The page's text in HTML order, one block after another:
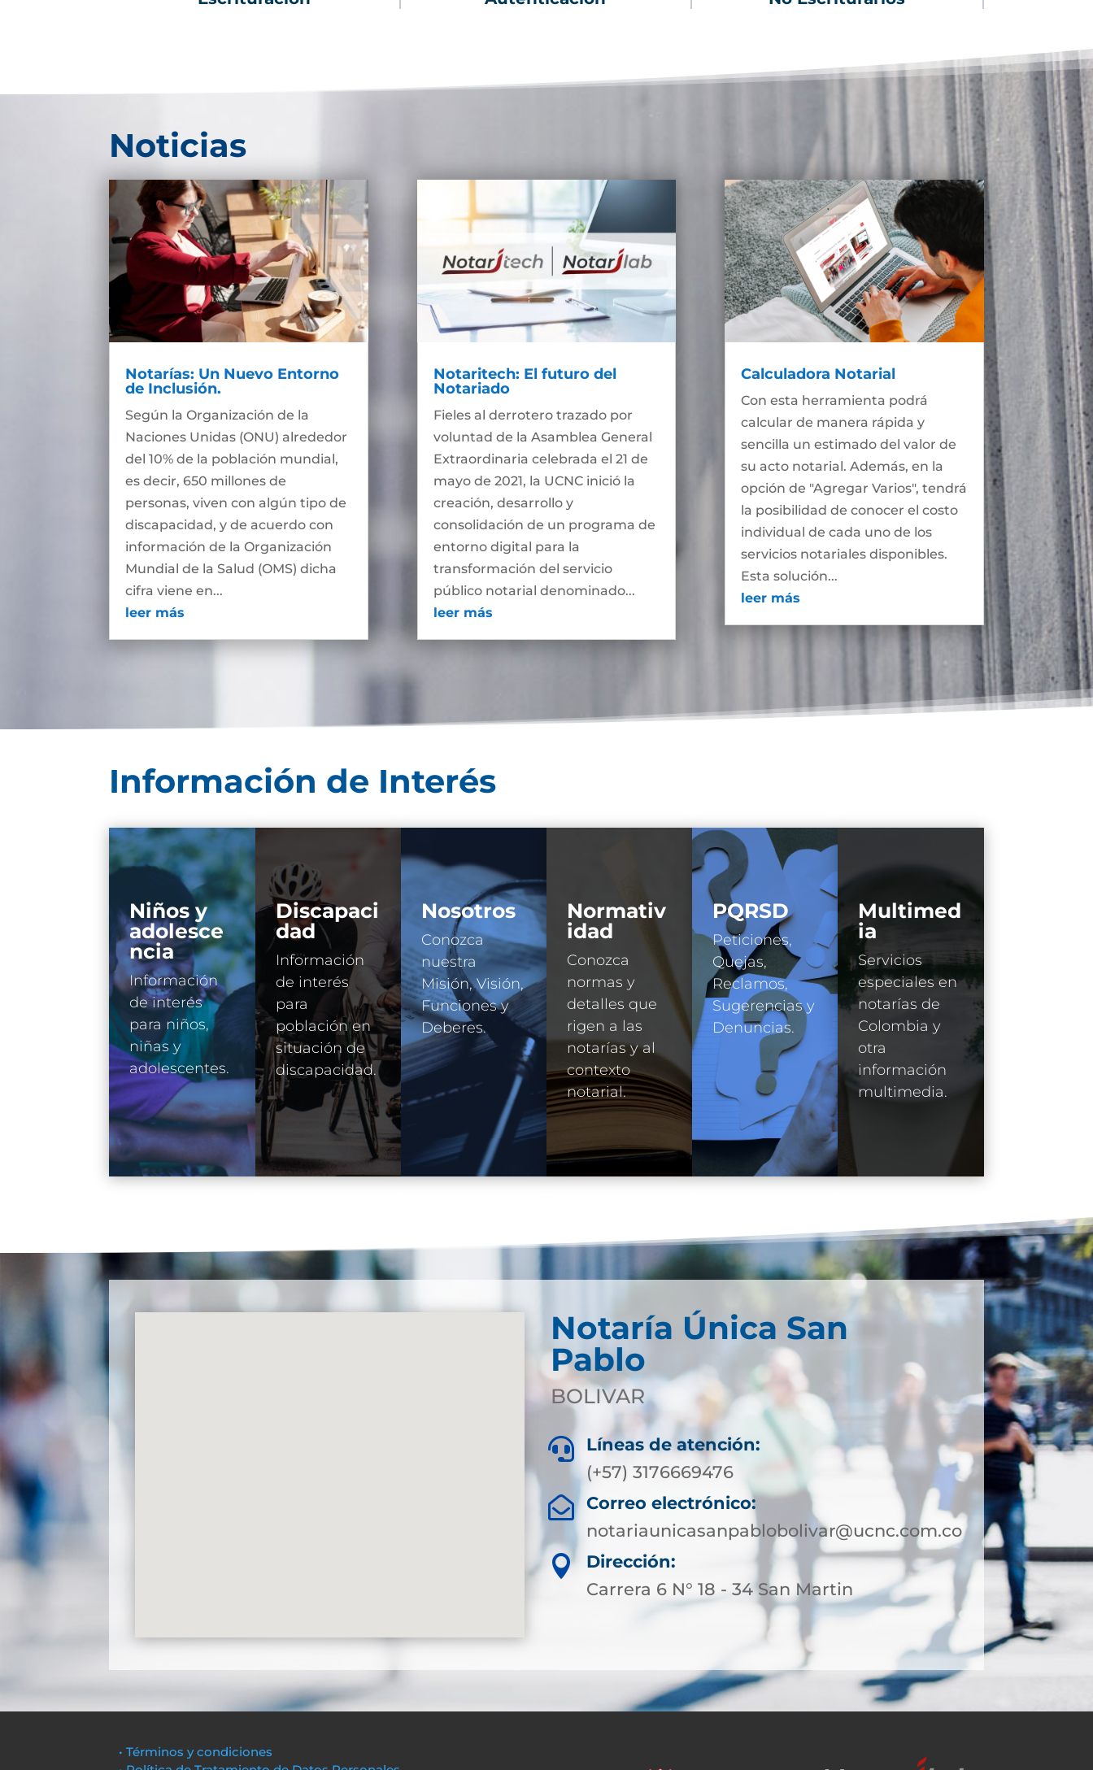
Noticias
Notarías: Un Nuevo Entorno
de Inclusión.
Según la Organización de la
Naciones Unidas (ONU) alrededor
del 10% de la población mundial,
es decir, 650 millones de
personas, viven con algún tipo de
discapacidad, y de acuerdo con
información de la Organización
Mundial de la Salud (OMS) dicha
cifra viene en...
leer más
Notaritech: El futuro del
Notariado
Fieles al derrotero trazado por
voluntad de la Asamblea General
Extraordinaria celebrada el 21 de
mayo de 2021, la UCNC inició la
creación, desarrollo y
consolidación de un programa de
entorno digital para la
transformación del servicio
público notarial denominado...
leer más
Calculadora Notarial
Con esta herramienta podrá
calcular de manera rápida y
sencilla un estimado del valor de
su acto notarial. Además, en la
opción de "Agregar Varios", tendrá
la posibilidad de conocer el costo
individual de cada uno de los
servicios notariales disponibles.
Esta solución...
leer más
Información de Interés
Niños y
adolesce
ncia
Información
de interés
para niños,
niñas y
adolescentes.
Discapaci
dad
Información
de interés
para
población en
situación de
discapacidad.
Nosotros
Conozca
nuestra
Misión, Visión,
Funciones y
Deberes.
Normativ
idad
Conozca
normas y
detalles que
rigen a las
notarías y al
contexto
notarial.
PQRSD
Peticiones,
Quejas,
Reclamos,
Sugerencias y
Denuncias.
Multimed
ia
Servicios
especiales en
notarías de
Colombia y
otra
información
multimedia.
Notaría Única San
Pablo
BOLIVAR

Líneas de atención:
(+57) 3176669476

Correo electrónico:
notariaunicasanpablobolivar@ucnc.com.co

Dirección:
Carrera 6 N° 18 - 34 San Martin
• Términos y condiciones